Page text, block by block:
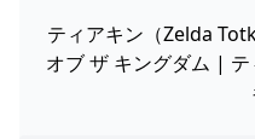
ティアキン（Zelda
オブ ザ キングダム |